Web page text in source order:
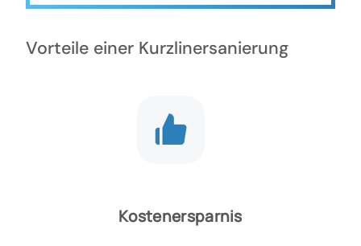
Vorteile einer Kurzlinersanierung
Kostenersparnis